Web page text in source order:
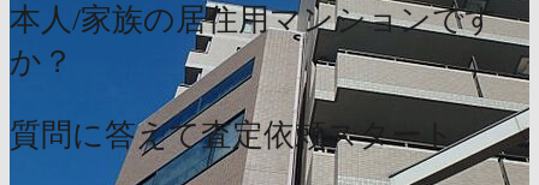
本人/家族の居住用マンションです
か？
質問に答えて査定依頼スタート